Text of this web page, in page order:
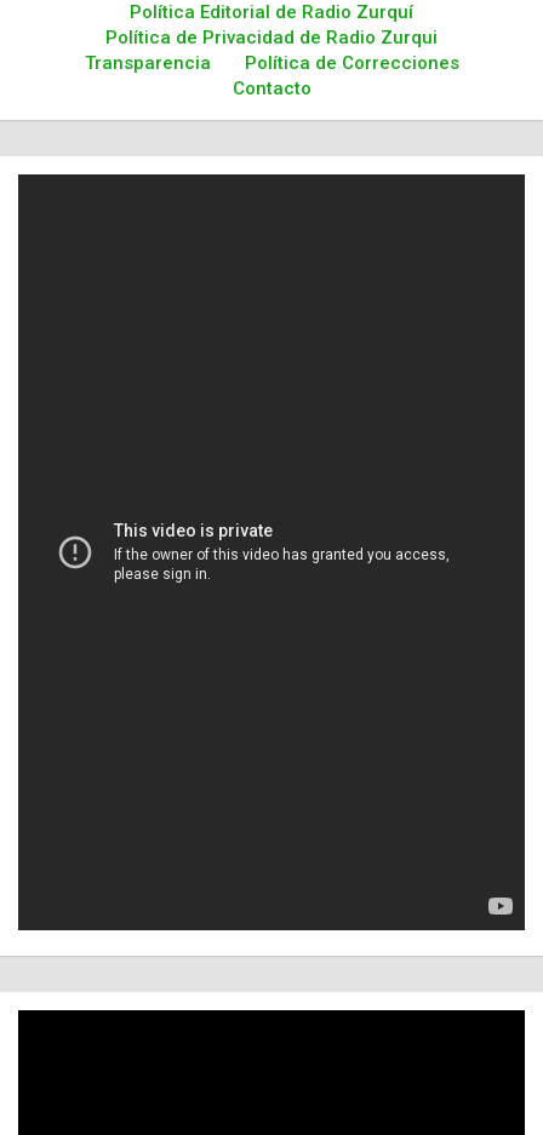
Política Editorial de Radio Zurquí
Política de Privacidad de Radio Zurqui
Transparencia
Política de Correcciones
Contacto